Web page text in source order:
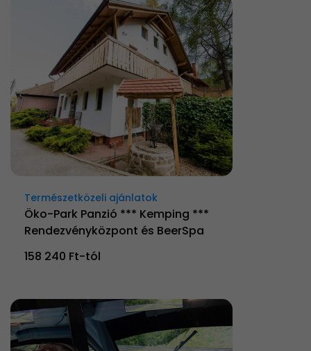
Természetközeli ajánlatok
Öko-Park Panzió *** Kemping ***
Rendezvényközpont és BeerSpa
158 240 Ft-tól